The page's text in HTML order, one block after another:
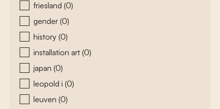
friesland (0)
gender (0)
history (0)
installation art (0)
japan (0)
leopold i (0)
leuven (0)